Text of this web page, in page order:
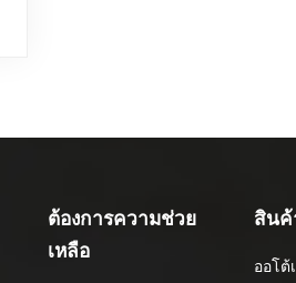
ต้องการความช่วย
เหลือ
สินค้
ออโต้